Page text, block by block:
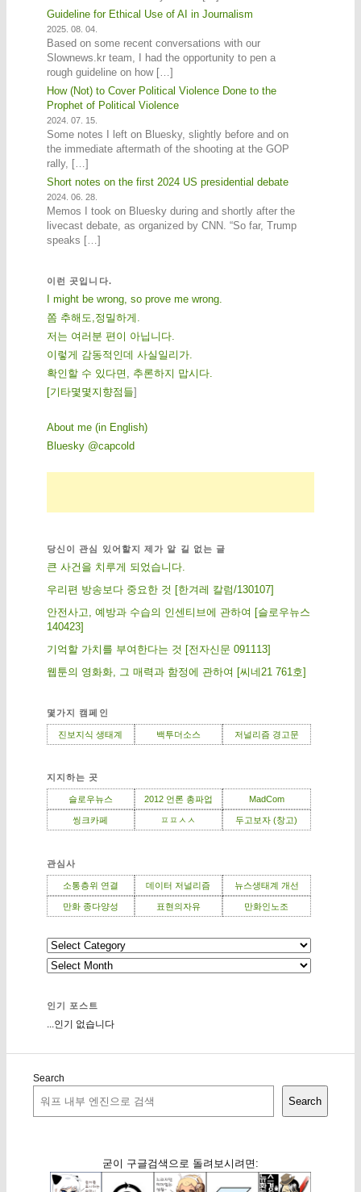
Guideline for Ethical Use of AI in Journalism
2025. 08. 04.
Based on some recent conversations with our
Slownews.kr team, I had the opportunity to pen a
rough guideline on how […]
How (Not) to Cover Political Violence Done to the
Prophet of Political Violence
2024. 07. 15.
Some notes I left on Bluesky, slightly before and on
the immediate aftermath of the shooting at the GOP
rally, […]
Short notes on the first 2024 US presidential debate
2024. 06. 28.
Memos I took on Bluesky during and shortly after the
livecast debate, as organized by CNN. “So far, Trump
speaks […]
이런 곳입니다.
I might be wrong, so prove me wrong.
쫌 추해도,정밀하게.
저는 여러분 편이 아닙니다.
이렇게 감동적인데 사실일리가.
확인할 수 있다면, 추론하지 맙시다.
[기 타몇 몇 지 향점 들]
About me (in English)
Bluesky @capcold
당신이 관심 있어할지 제가 알 길 없는 글
큰 사건을 치루게 되었습니다.
우리편 방송보다 중요한 것 [한겨레 칼럼/130107]
안전사고, 예방과 수습의 인센티브에 관하여 [슬로우뉴스
140423]
기억할 가치를 부여한다는 것 [전자신문 091113]
웹툰의 영화화, 그 매력과 함정에 관하여 [씨네21 761호]
몇가지 캠페인
진보지식 생태계 백투더소스 저널리즘 경고문
지지하는 곳
슬로우뉴스 2012 언론 총파업 MadCom
씽크카페 ㅍㅍㅅㅅ 두고보자 (창고)
관심사
소통층위 연결 데이터 저널리즘 뉴스생태계 개선
만화 종다양성 표현의자유 만화인노조
인기 포스트
...인기 없습니다
Search
Search
굳이 구글검색으로 돌려보시려면: